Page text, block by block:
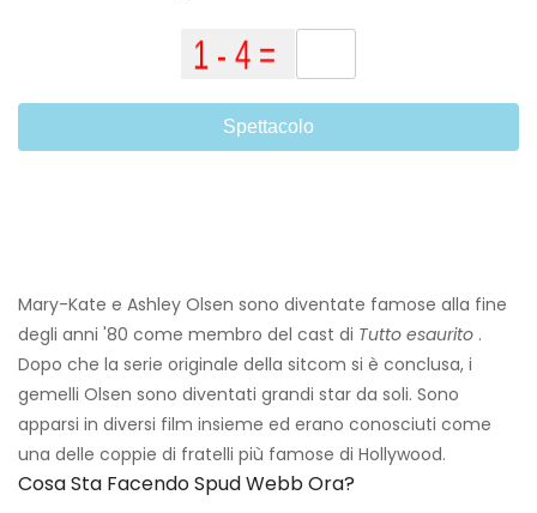
Spettacolo
Mary-Kate e Ashley Olsen sono diventate famose alla fine
degli anni '80 come membro del cast di Tutto esaurito .
Dopo che la serie originale della sitcom si è conclusa, i
gemelli Olsen sono diventati grandi star da soli. Sono
apparsi in diversi film insieme ed erano conosciuti come
una delle coppie di fratelli più famose di Hollywood.
Cosa Sta Facendo Spud Webb Ora?